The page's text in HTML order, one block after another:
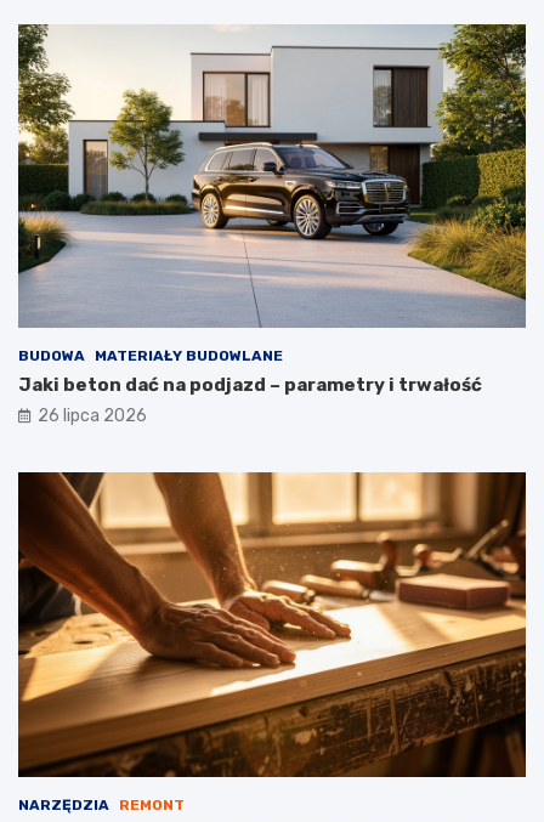
BUDOWA MATERIAŁY BUDOWLANE
Jaki beton dać na podjazd – parametry i trwałość
26 lipca 2026
NARZĘDZIA REMONT